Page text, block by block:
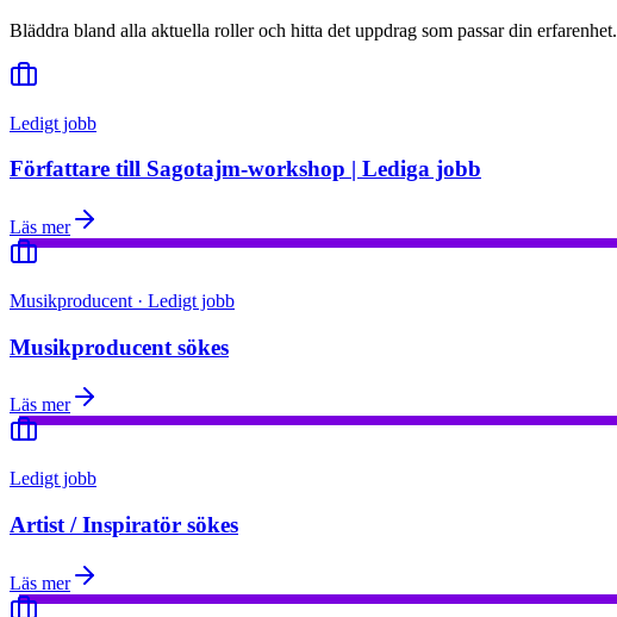
Bläddra bland alla aktuella roller och hitta det uppdrag som passar din erfarenhet.
Ledigt jobb
Författare till Sagotajm-workshop | Lediga jobb
Läs mer
Musikproducent · Ledigt jobb
Musikproducent sökes
Läs mer
Ledigt jobb
Artist / Inspiratör sökes
Läs mer